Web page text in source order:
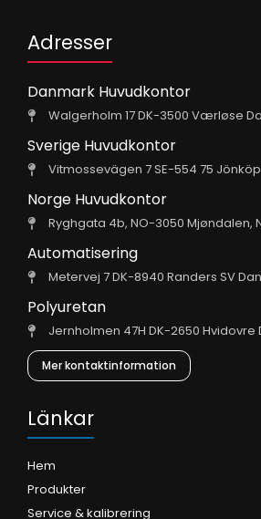
Adresser
Danmark Huvudkontor
Walgerholm 17 DK-3500 Værløse
Sverige Huvudkontor
Vitmossevägen 7 SE-554 75
Norge Huvudkontor
Ryghgata 4b, NO-3050 Mjøndalen,
Automatisering
Metervej 7 DK-8940 Randers SV
Polyuretan
Jernholmen 47H DK-2650 Hvidovre
Mer kontaktinformation
Länkar
Hem
Produkter
Service & kalibrering